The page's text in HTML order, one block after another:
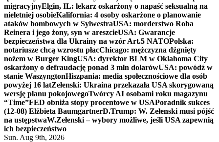
migracyjnyElgin, IL: lekarz oskarżony o napaść seksualną na
nieletniej osobieKalifornia: 4 osoby oskarżone o planowanie
ataków bombowych w SylwestraUSA: morderstwo Roba
Reinera i jego żony, syn w areszcieUSA: Gwarancje
bezpieczeństwa dla Ukrainy na wzór Art.5 NATOPolska:
notariusze chcą wzrostu płacChicago: mężczyzna dźgnięty
nożem w Burger KingUSA: dyrektor BLM w Oklahoma City
oskarżony o defraudację ponad 3 mln dolarówUSA: powódź w
stanie WaszyngtonHiszpania: media społecznościowe dla osób
powyżej 16 latZełenski: Ukraina przekazała USA skorygowaną
wersję planu pokojowegoTwórcy AI osobami roku magazynu
“Time”FED obniża stopy procentowe w USAPoradnik sukces
(12-08) Elżbieta BaumgartnerD.Trump: W. Zełenski musi pójść
na ustępstwaW.Zełenski – wybory możliwe, jeśli USA zapewnią
ich bezpieczeństwo
Sun. Aug 9th, 2026